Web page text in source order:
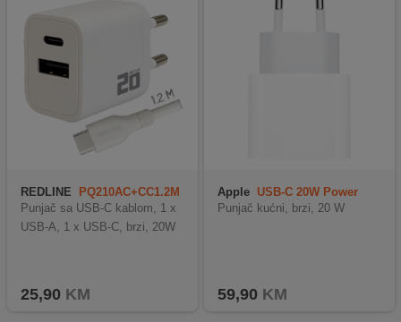
REDLINE
PQ210AC+CC1.2M
Punjač sa USB-C kablom, 1 x
USB-A, 1 x USB-C, brzi, 20W
25,90 KM
Apple
USB-C 20W Power
Adapter
Punjač kućni, brzi, 20 W
59,90 KM